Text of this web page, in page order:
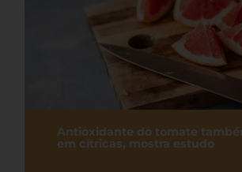
Antioxidante do tomate
em cítricas, mostra estudo